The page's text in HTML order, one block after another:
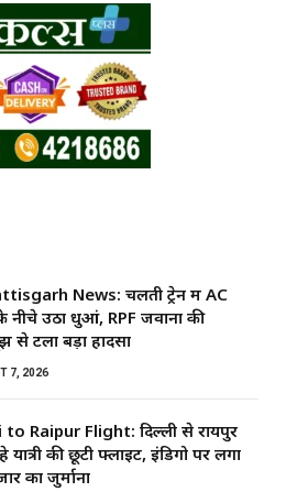
News: चलती ट्रेन में AC
नीचे उठा धुआं, RPF जवानों की
टला बड़ा हादसा
7, 2026
to Raipur Flight: दिल्ली से रायपुर
यात्री की छूटी फ्लाइट, इंडिगो पर लगा
का जुर्माना